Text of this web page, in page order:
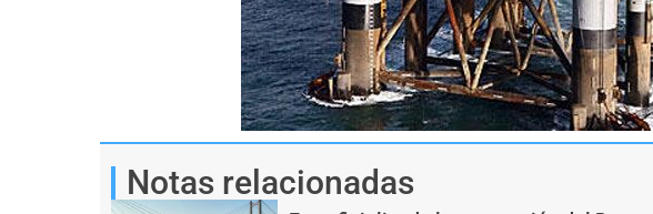
Notas relacionadas